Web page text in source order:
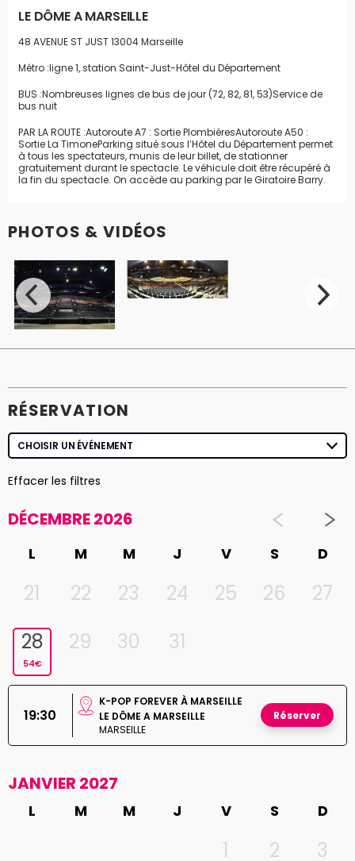
LE DÔME A MARSEILLE
48 AVENUE ST JUST13004 Marseille
Métro :ligne 1, station Saint-Just-Hôtel du Département
BUS :Nombreuses lignes de bus de jour (72, 82, 81, 53)Service de
bus nuit
PAR LA ROUTE :Autoroute A7 : Sortie PlombièresAutoroute A50 :
Sortie La TimoneParking situé sous l’Hôtel du Département permet
à tous les spectateurs, munis de leur billet, de stationner
gratuitement durant le spectacle. Le véhicule doit être récupéré à
la fin du spectacle. On accède au parking par le Giratoire Barry.
PHOTOS & VIDÉOS
RÉSERVATION
Effacer les filtres
DÉCEMBRE 2026
L M M J V S D
21 22 23 24 25 26
27
28
54€
29 30 31
19:30
K-POP FOREVER À MARSEILLE
LE DÔME A MARSEILLE
MARSEILLE
Réserver
JANVIER 2027
L M M J V S D
1 2 3